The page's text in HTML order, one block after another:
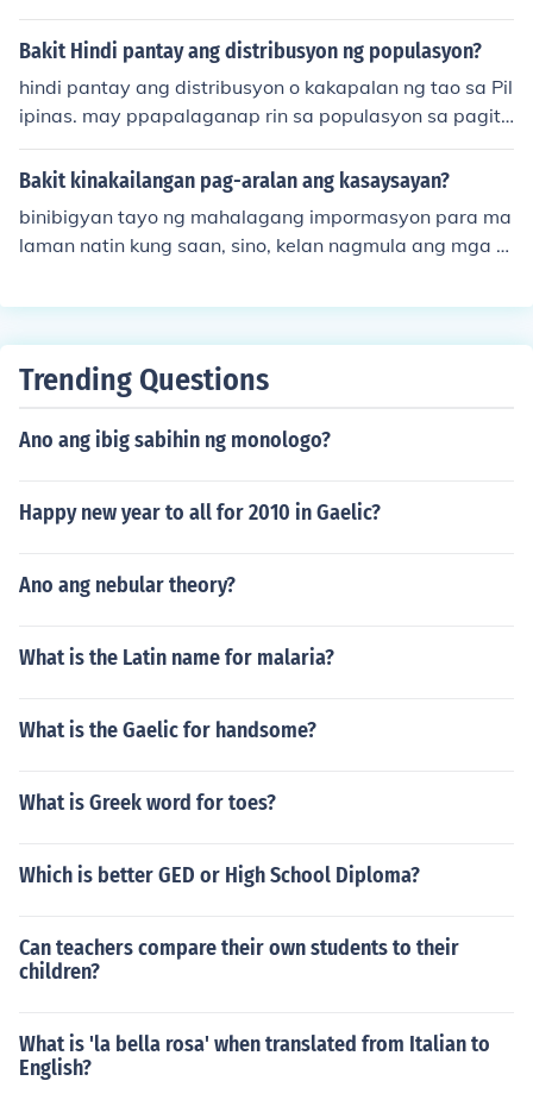
alamat ang isinulat upang kapulutan ng iba't-ibang ar
al na maaaring humubog sa magandang asal ng isang
Bakit Hindi pantay ang distribusyon ng populasyon?
hindi pantay ang distribusyon o kakapalan ng tao sa Pil
ipinas. may ppapalaganap rin sa populasyon sa pagita
n ng mga rehiyon.
Bakit kinakailangan pag-aralan ang kasaysayan?
binibigyan tayo ng mahalagang impormasyon para ma
laman natin kung saan, sino, kelan nagmula ang mga b
lene &lt;&lt;&lt;
Trending Questions
Ano ang ibig sabihin ng monologo?
Happy new year to all for 2010 in Gaelic?
Ano ang nebular theory?
What is the Latin name for malaria?
What is the Gaelic for handsome?
What is Greek word for toes?
Which is better GED or High School Diploma?
Can teachers compare their own students to their
children?
What is 'la bella rosa' when translated from Italian to
English?